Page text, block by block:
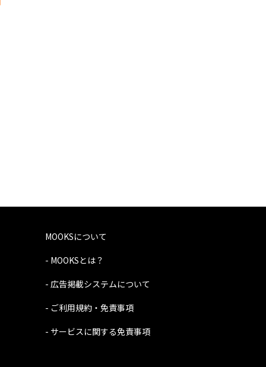
MOOKSについて
- MOOKSとは？
- 広告掲載システムについて
- ご利用規約・免責事項
- サービスに関する免責事項